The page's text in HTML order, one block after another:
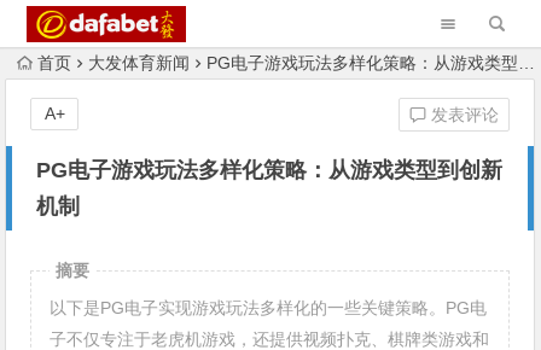
首页 大发体育新闻 PG电子游戏玩法多样化策略：从游戏类型到创新机制
PG电子游戏玩法多样化策略：从游戏类型到创新
机制
发表评论
A+
摘要
以下是PG电子实现游戏玩法多样化的一些关键策略。PG电
子不仅专注于老虎机游戏，还提供视频扑克、棋牌类游戏和